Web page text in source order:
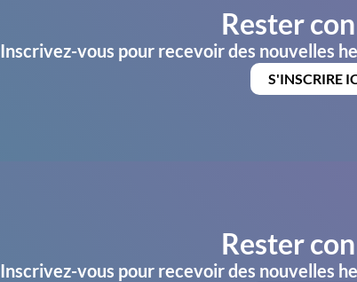
Rester
Inscrivez-vous pour recevoir des nouvelles
S'INSCRIRE
Rester
Inscrivez-vous pour recevoir des nouvelles